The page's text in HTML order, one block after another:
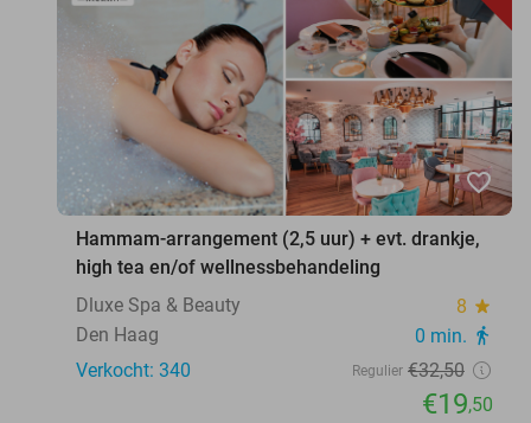
favorite_border
Hammam-arrangement (2,5 uur) + evt. drankje,
high tea en/of wellnessbehandeling
Dluxe Spa & Beauty
8 star
Den Haag 0 min. directions_walk
Verkocht: 340 Regulier €32,50
€19,50